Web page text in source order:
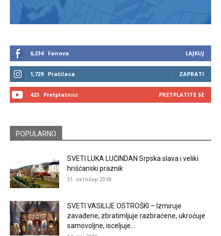
6,234 Fanova LAJKUJ
1,729 Pratilaca ZAPRATI
423 Pretplatnici PRETPLATITE SE
POPULARNO
SVETI LUKA LUČINDAN Srpska slava i veliki
hrišćanski praznik
31. октобар 2018.
SVETI VASILIJE OSTROŠKI – Izmiruje
zavađene, zbratimljuje razbraćene, ukroćuje
samovoljne, isceljuje...